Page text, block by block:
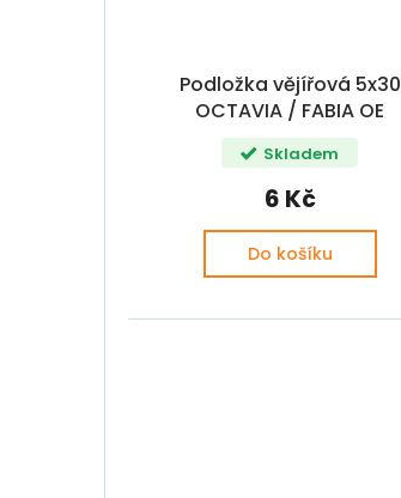
Podložka vějířová 5x30
OCTAVIA / FABIA OE
Skladem
6 Kč
Do košíku